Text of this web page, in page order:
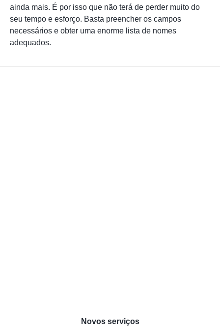
ainda mais. É por isso que não terá de perder muito do
seu tempo e esforço. Basta preencher os campos
necessários e obter uma enorme lista de nomes
adequados.
Novos serviços